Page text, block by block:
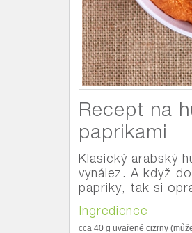
Recept na
paprikami
Klasický arabský
vynález. A když
papriky, tak si
Ingredience
cca 40 g uvařené cizrny